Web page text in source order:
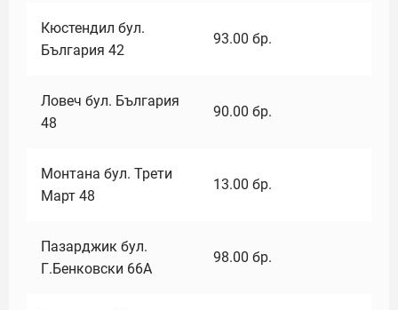
Кюстендил бул.
България 42
93.00 бр.
Ловеч бул. България
48
90.00 бр.
Монтана бул. Трети
Март 48
13.00 бр.
Пазарджик бул.
Г.Бенковски 66А
98.00 бр.